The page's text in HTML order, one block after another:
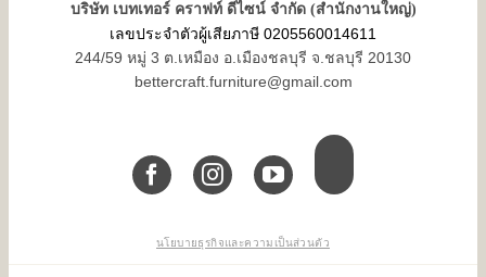
บริษัท เบทเทอร์ คราฟท์ ดีไซน์ จำกัด (สำนักงานใหญ่)
เลขประจำตัวผู้เสียภาษี 0205560014611
244/59 หมู่ 3 ต.เหมือง อ.เมืองชลบุรี จ.ชลบุรี 20130
bettercraft.furniture@gmail.com
นโยบายธุรกิจและความเป็นส่วนตัว